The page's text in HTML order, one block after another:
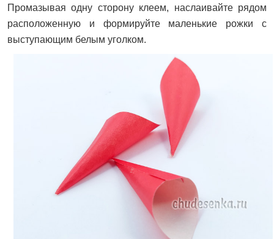
Промазывая одну сторону клеем, наслаивайте рядом
расположенную и формируйте маленькие рожки с
выступающим белым уголком.